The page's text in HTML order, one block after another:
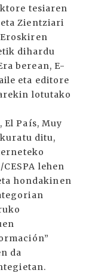
tesiaren
Zientziari
dihardu
berean, E-
eta editore
lotutako
País, Muy
ditu,
lehen
hondakinen
da